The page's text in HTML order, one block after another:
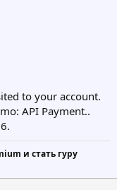
to your account.
API Payment..
и стать гуру